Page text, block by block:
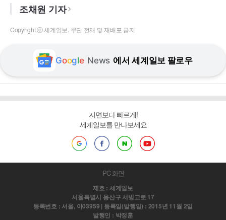
조채원 기자
Copyright ⓒ 세계일보. 무단 전재 및 재배포 금지
Google News 에서 세계일보 팔로우
지면보다 빠르게!
세계일보를 만나보세요
PC 화면
제호 : 세계일보
서울특별시 용산구 서빙고로 17
등록번호 : 서울, 아03959 | 등록일(발행일) : 2015년 11월 2일
발행인 : 박정훈